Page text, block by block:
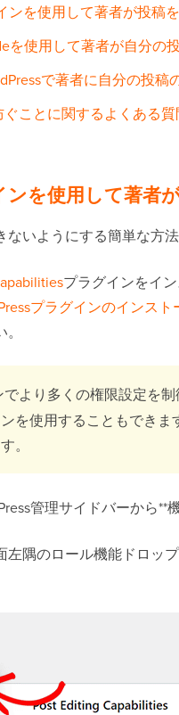
ンを使用して著者が投稿
を使用して著者が自分の
で著者に自分の投稿
ことに関するよくある質
ンを使用して著者
いようにする簡単な方
プラグインをイ
プラグインのインスト
でより多くの権限設定を制
を使用することもでき
。
管理サイドバーから**
左隅のロール機能ドロッ